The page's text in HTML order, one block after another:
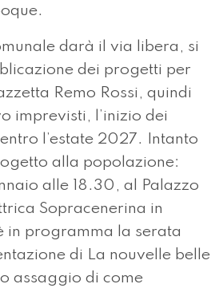
darà il via libera, si
dei progetti per
Remo Rossi, quindi
imprevisti, l’inizio dei
l’estate 2027. Intanto
alla popolazione:
alle 18.30, al Palazzo
Sopracenerina in
in programma la serata
di La nouvelle belle
assaggio di come